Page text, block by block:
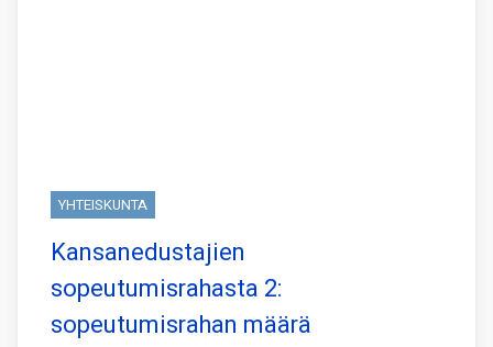
YHTEISKUNTA
Kansanedustajien
sopeutumisrahasta 2:
sopeutumisrahan määrä